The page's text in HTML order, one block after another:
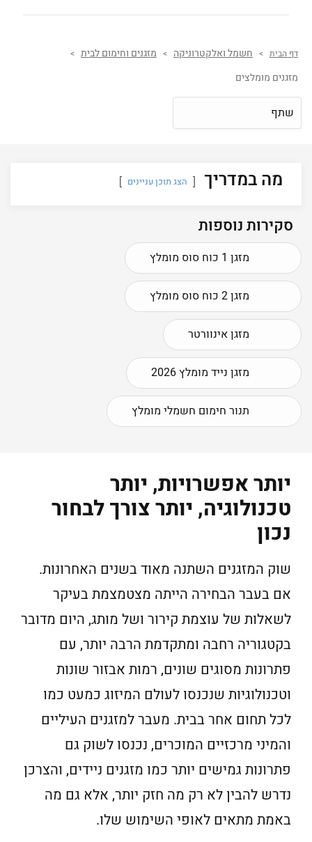
דף הבית > חשמל ואלקטרוניקה > מזגנים וחימום לבית >
מזגנים מומלצים
שתף
מה במדריך הצג תוכן עניינים
סקירות נוספות
מזגן 1 כוח סוס מומלץ
מזגן 2 כוח סוס מומלץ
מזגן אינוורטר
מזגן נייד מומלץ 2026
תנור חימום חשמלי מומלץ
יותר אפשרויות, יותר
טכנולוגיה, יותר צורך לבחור
נכון
שוק המזגנים השתנה מאוד בשנים האחרונות.
אם בעבר הבחירה הייתה מצטמצמת בעיקר
לשאלות של עוצמת קירור ושל מותג, היום מדובר
בקטגוריה רחבה ומתקדמת הרבה יותר, עם
פתרונות מסוגים שונים, רמות אבזור שונות
וטכנולוגיות שנכנסו לעולם המיזוג כמעט כמו
לכל תחום אחר בבית. מעבר למזגנים העיליים
והמיני מרכזיים המוכרים, נכנסו לשוק גם
פתרונות גמישים יותר כמו מזגנים ניידים, והצרכן
נדרש להבין לא רק מה חזק יותר, אלא גם מה
באמת מתאים לאופי השימוש שלו.